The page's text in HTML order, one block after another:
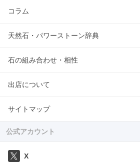
コラム
天然石・パワーストーン辞典
石の組み合わせ・相性
出店について
サイトマップ
公式アカウント
X